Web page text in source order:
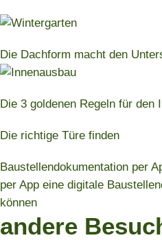
Die Dachform macht den
Die 3 goldenen Regeln für den
Die richtige Türe finden
Baustellendokumentation per
per App eine digitale
können
andere